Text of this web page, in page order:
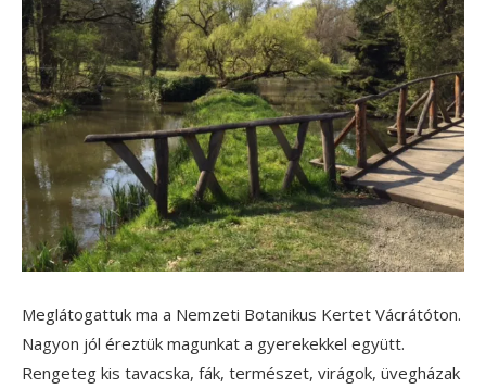
Meglátogattuk ma a Nemzeti Botanikus Kertet Vácrátóton.
Nagyon jól éreztük magunkat a gyerekekkel együtt.
Rengeteg kis tavacska, fák, természet, virágok, üvegházak